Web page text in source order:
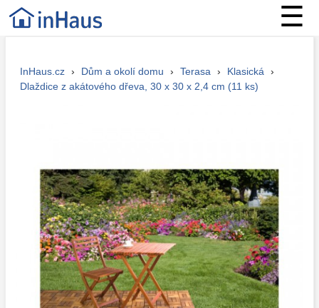
☰
InHaus.cz › Dům a okolí domu › Terasa › Klasická
›
Dlaždice z akátového dřeva, 30 x 30 x 2,4 cm (11 ks)